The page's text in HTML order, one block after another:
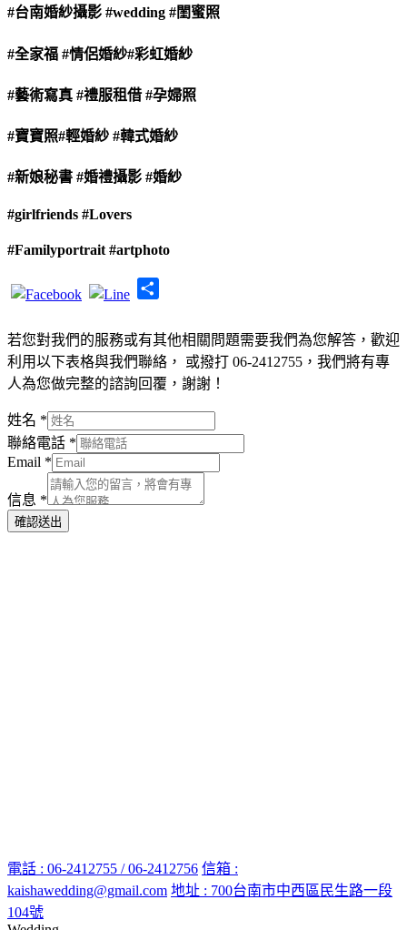
#台南婚紗攝影 #wedding #閨蜜照
#全家福 #情侶婚紗#彩虹婚紗
#藝術寫真 #禮服租借 #孕婦照
#寶寶照#輕婚紗 #韓式婚紗
#新娘秘書 #婚禮攝影 #婚紗
#girlfriends #Lovers
#Familyportrait #artphoto
若您對我們的服務或有其他相關問題需要我們為您解答，歡迎
利用以下表格與我們聯絡， 或撥打 06-2412755，我們將有專
人為您做完整的諮詢回覆，謝謝！
姓名 *
聯絡電話 *
Email *
信息 *
確認送出
電話 : 06-2412755 / 06-2412756 信箱 :
kaishawedding@gmail.com 地址 : 700台南市中西區民生路一段
104號